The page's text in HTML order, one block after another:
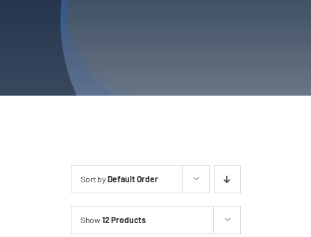
Sort by Default Order
Show12 Products